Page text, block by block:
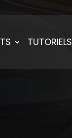
TUTORIELS